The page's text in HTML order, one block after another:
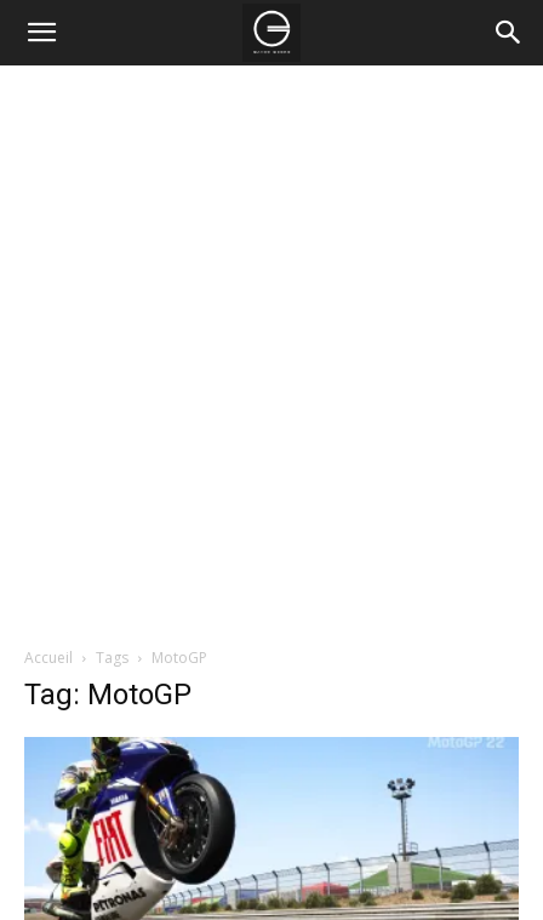
Accueil Tags MotoGP
Tag: MotoGP